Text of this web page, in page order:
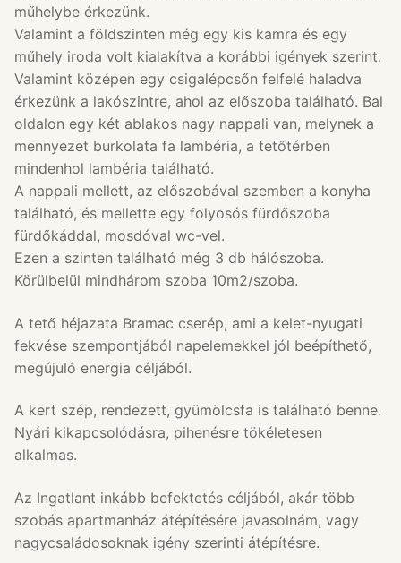
műhelybe érkezünk.
Valamint a földszinten még egy kis kamra és egy
műhely iroda volt kialakítva a korábbi igények szerint.
Valamint középen egy csigalépcsőn felfelé haladva
érkezünk a lakószintre, ahol az előszoba található. Bal
oldalon egy két ablakos nagy nappali van, melynek a
mennyezet burkolata fa lambéria, a tetőtérben
mindenhol lambéria található.
A nappali mellett, az előszobával szemben a konyha
található, és mellette egy folyosós fürdőszoba
fürdőkáddal, mosdóval wc-vel.
Ezen a szinten található még 3 db hálószoba.
Körülbelül mindhárom szoba 10m2/szoba.
A tető héjazata Bramac cserép, ami a kelet-nyugati
fekvése szempontjából napelemekkel jól beépíthető,
megújuló energia céljából.
A kert szép, rendezett, gyümölcsfa is található benne.
Nyári kikapcsolódásra, pihenésre tökéletesen
alkalmas.
Az Ingatlant inkább befektetés céljából, akár több
szobás apartmanház átépítésére javasolnám, vagy
nagycsaládosoknak igény szerinti átépítésre.